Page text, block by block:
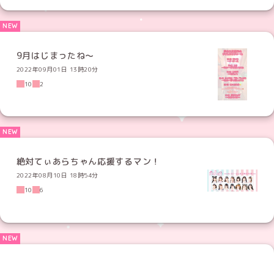
9月はじまったね〜
2022年09月01日 13時20分
10
2
絶対てぃあらちゃん応援するマン！
2022年08月10日 18時54分
10
6